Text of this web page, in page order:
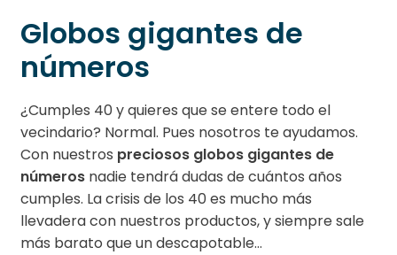
Globos gigantes de
números
¿Cumples 40 y quieres que se entere todo el
vecindario? Normal. Pues nosotros te ayudamos.
Con nuestros preciosos globos gigantes de
números nadie tendrá dudas de cuántos años
cumples. La crisis de los 40 es mucho más
llevadera con nuestros productos, y siempre sale
más barato que un descapotable…